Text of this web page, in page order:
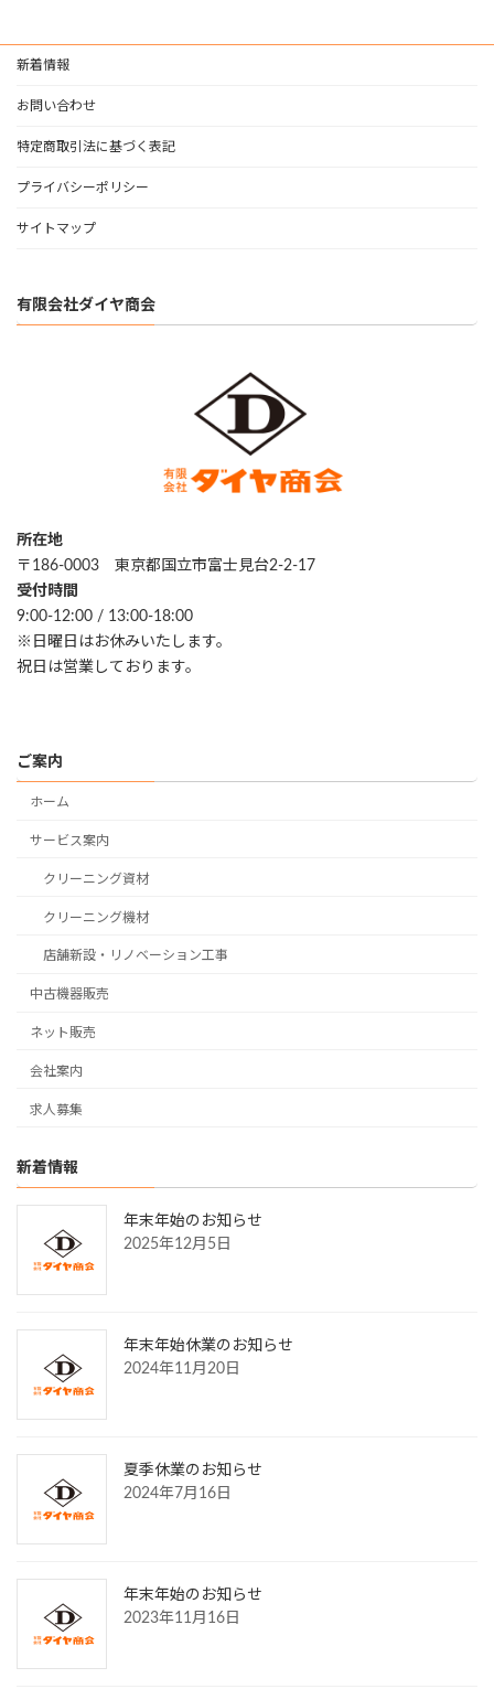
新着情報
お問い合わせ
特定商取引法に基づく表記
プライバシーポリシー
サイトマップ
有限会社ダイヤ商会
所在地
〒186-0003 東京都国立市富士見台2-2-17
受付時間
9:00-12:00 / 13:00-18:00
※日曜日はお休みいたします。
祝日は営業しております。
ご案内
ホーム
サービス案内
クリーニング資材
クリーニング機材
店舗新設・リノベーション工事
中古機器販売
ネット販売
会社案内
求人募集
新着情報
年末年始のお知らせ
2025年12月5日
年末年始休業のお知らせ
2024年11月20日
夏季休業のお知らせ
2024年7月16日
年末年始のお知らせ
2023年11月16日